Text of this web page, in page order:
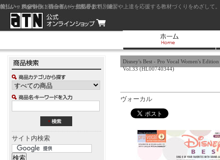
ジャズを中心に初心者から上級者まで、練習や上達を応援する教材づくりをめざし
サイト内検索
Disney's Best - Pro Vocal Women's Edition
Vol.33 (HL00740344)
ヴォーカル
前払い：クレジットカード（一括払い）
後払い：代金引換（現金払い・代引手数料別途）
前払い：PayPay